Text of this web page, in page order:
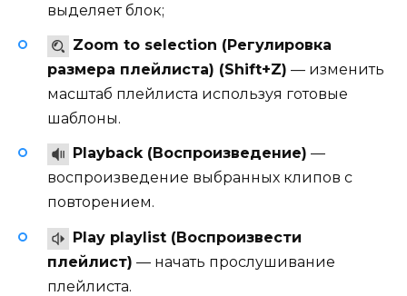
выделяет блок;
Zoom to selection (Регулировка
размера плейлиста) (Shift+Z) — изменить
масштаб плейлиста используя готовые
шаблоны.
Playback (Воспроизведение) —
воспроизведение выбранных клипов с
повторением.
Play playlist (Воспроизвести
плейлист) — начать прослушивание
плейлиста.